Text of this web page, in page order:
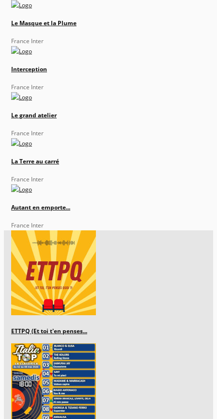
Le Masque et la Plume
France Inter
Interception
France Inter
Le grand atelier
France Inter
La Terre au carré
France Inter
Autant en emporte...
France Inter
ETTPQ (Et toi t'en penses...